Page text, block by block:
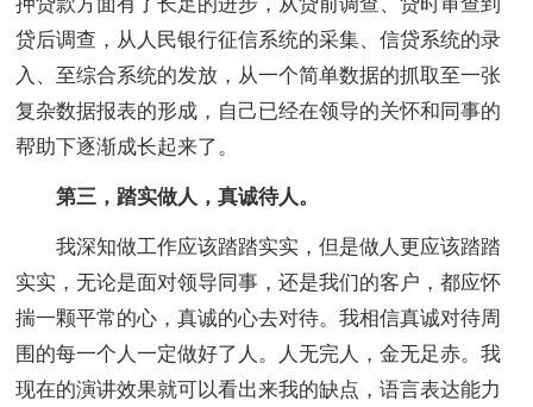
贷后调查，从人民银行征信系统的采集、信贷系统的录
入、至综合系统的发放，从一个简单数据的抓取至一张
复杂数据报表的形成，自己已经在领导的关怀和同事的
帮助下逐渐成长起来了。
第三，踏实做人，真诚待人。
我深知做工作应该踏踏实实，但是做人更应该踏踏
实实，无论是面对领导同事，还是我们的客户，都应怀
揣一颗平常的心，真诚的心去对待。我相信真诚对待周
围的每一个人一定做好了人。人无完人，金无足赤。我
现在的演讲效果就可以看出来我的缺点，语言表达能力